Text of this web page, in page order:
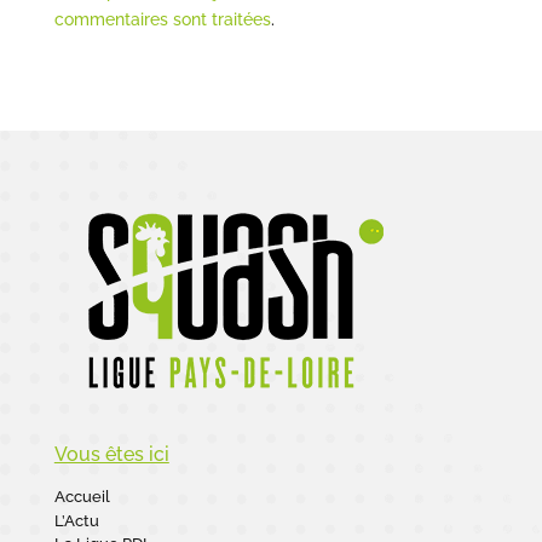
commentaires sont traitées.
Vous êtes ici
Accueil
L’Actu